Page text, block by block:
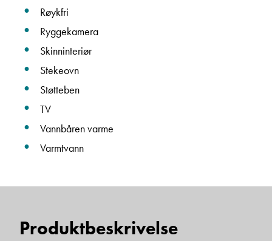
Beskrivelse
Ta kontakt
Røykfri
Ryggekamera
Skinninteriør
Stekeovn
Støtteben
TV
Vannbåren varme
Varmtvann
Produktbeskrivelse